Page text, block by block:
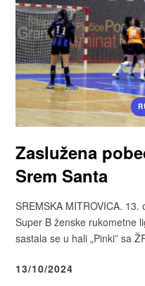
Zaslužena
Srem Santa
SREMSKA MITROVICA.
Super B ženske rukometne
sastala se u hali „Pinki” sa
13/10/2024